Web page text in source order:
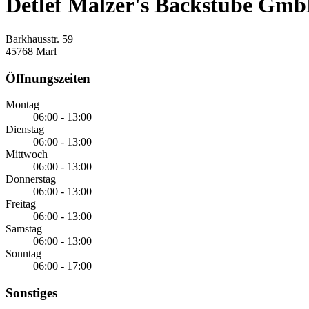
Detlef Malzer's Backstube
Barkhausstr. 59
45768 Marl
Öffnungszeiten
Montag
06:00 - 13:00
Dienstag
06:00 - 13:00
Mittwoch
06:00 - 13:00
Donnerstag
06:00 - 13:00
Freitag
06:00 - 13:00
Samstag
06:00 - 13:00
Sonntag
06:00 - 17:00
Sonstiges